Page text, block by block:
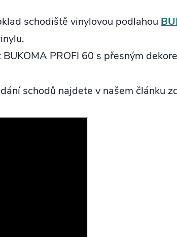
schodiště vinylovou podlahou
PROFI 60 s přesným
schodů najdete v našem článku